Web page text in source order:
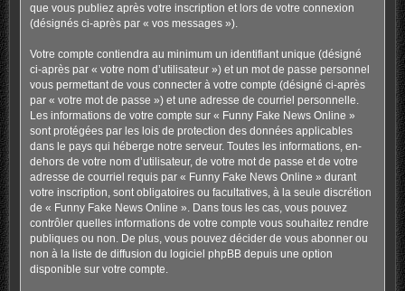
que vous publiez après votre inscription et lors de votre connexion
(désignés ci-après par « vos messages »).
Votre compte contiendra au minimum un identifiant unique (désigné
ci-après par « votre nom d’utilisateur ») et un mot de passe personnel
vous permettant de vous connecter à votre compte (désigné ci-après
par « votre mot de passe ») et une adresse de courriel personnelle.
Les informations de votre compte sur « Funny Fake News Online »
sont protégées par les lois de protection des données applicables
dans le pays qui héberge notre serveur. Toutes les informations, en-
dehors de votre nom d’utilisateur, de votre mot de passe et de votre
adresse de courriel requis par « Funny Fake News Online » durant
votre inscription, sont obligatoires ou facultatives, à la seule discrétion
de « Funny Fake News Online ». Dans tous les cas, vous pouvez
contrôler quelles informations de votre compte vous souhaitez rendre
publiques ou non. De plus, vous pouvez décider de vous abonner ou
non à la liste de diffusion du logiciel phpBB depuis une option
disponible sur votre compte.